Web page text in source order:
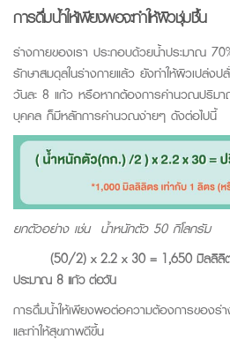
การดื่มน้ำให้เพียงพอจะทำให้ผิวชุ่มชื้น
ร่างกายของเรา ประกอบด้วยน้ำประมาณ
รักษาสมดุลในร่างกายแล้ว ยังทำให้ผิวเปล่ง
วันละ 8 แก้ว หรือหากต้องการคำนวณปริมา
บุคคล ก็มีหลักการคำนวณง่ายๆ ดังต่อไปนี้
ยกตัวอย่าง เช่น น้ำหนักตัว50 กิโลกรัม
(50/2) x 2.2 x 30 = 1,650 มิลลิลิ
ประมาณ 8 แก้ว ต่อวัน
การดื่มน้ำให้เพียงพอต่อความต้องการของร่
และทำให้สุขภาพดีขึ้น